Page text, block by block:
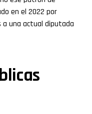
en el 2022 por
a una actual diputada